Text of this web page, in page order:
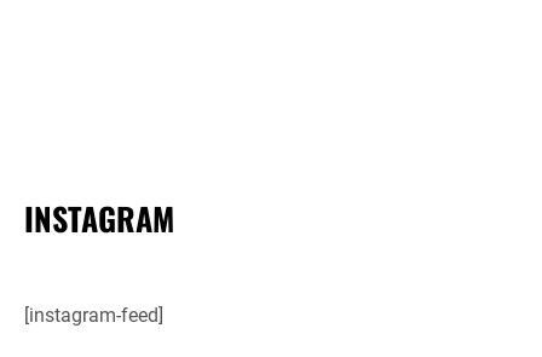
INSTAGRAM
[instagram-feed]